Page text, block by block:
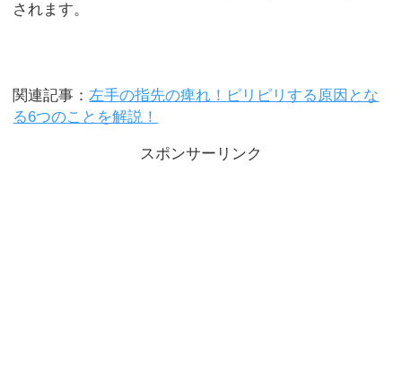
されます。
関連記事： 左手の指先の痺れ！ピリピリする原因とな
る6つのことを解説！
スポンサーリンク